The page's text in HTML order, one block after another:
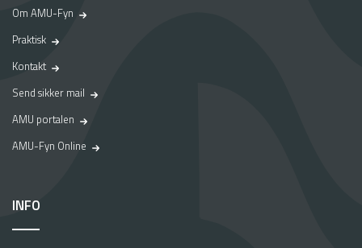
Om AMU-Fyn
Praktisk
Kontakt
Send sikker mail
AMU portalen
AMU-Fyn Online
INFO